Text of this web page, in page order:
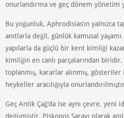
onurlandırma ve geç dönem yönetim
Bu yoğunluk, Aphrodisias’ın yalnızca
anıtlarla değil, günlük kamusal
yapılarla da güçlü bir kent kimliği
kimliğin en canlı parçalarından biridir.
toplanmış, kararlar alınmış,
heykeller aracılığıyla
Geç Antik Çağ’da ise aynı çevre,
değişmiştir. Piskopos Sarayı olarak